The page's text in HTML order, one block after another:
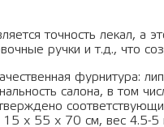
точность лекал, а
ручки и т.д., что
фурнитура:
салона, в том
x 55 x 70 см, вес 4.5-5